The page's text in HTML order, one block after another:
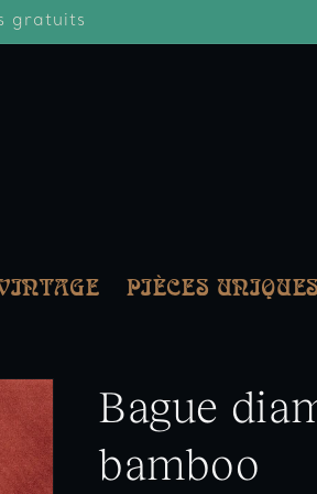
gratuits
PIÈCES UNIQUES
Bague
bamboo